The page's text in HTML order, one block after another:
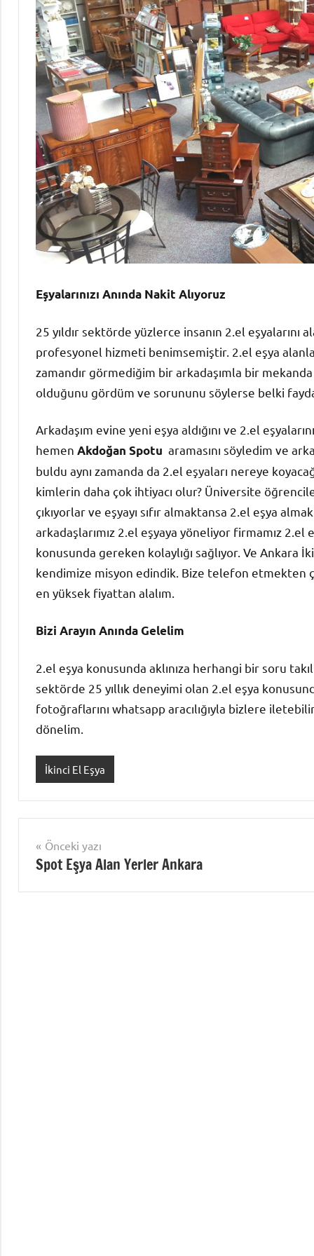
Eşyalarınızı Anında Nakit Alıyoruz
25 yıldır sektörde yüzlerce insanın 2.el eşyalarını
profesyonel hizmeti benimsemiştir. 2.el eşya
zamandır görmediğim bir arkadaşımla bir mekanda
olduğunu gördüm ve sorununu söylerse belki
Arkadaşım evine yeni eşya aldığını ve 2.el
hemen Akdoğan Spotu aramasını söyledim ve
buldu aynı zamanda da 2.el eşyaları nereye
kimlerin daha çok ihtiyacı olur? Üniversite
çıkıyorlar ve eşyayı sıfır almaktansa 2.el eşya
arkadaşlarımız 2.el eşyaya yöneliyor firmamız 2.el
konusunda gereken kolaylığı sağlıyor. Ve Ankara
kendimize misyon edindik. Bize telefon etmekten
en yüksek fiyattan alalım.
Bizi Arayın Anında Gelelim
2.el eşya konusunda aklınıza herhangi bir soru
sektörde 25 yıllık deneyimi olan 2.el eşya
fotoğraflarını whatsapp aracılığıyla bizlere
dönelim.
İkinci El Eşya
Yazı
gezinmesi
Önceki yazı
Spot Eşya Alan Yerler Ankara